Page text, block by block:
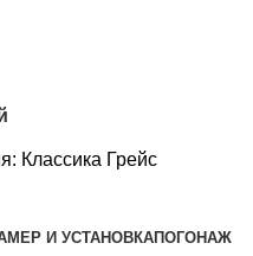
Классика Грейс
И УСТАНОВКАПОГОНАЖ